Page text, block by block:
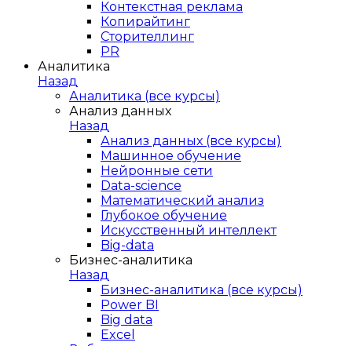
Контекстная реклама
Копирайтинг
Сторителлинг
PR
Аналитика
Назад
Аналитика (все курсы)
Анализ данных
Назад
Анализ данных (все курсы)
Машинное обучение
Нейронные сети
Data-science
Математический анализ
Глубокое обучение
Искусственный интеллект
Big-data
Бизнес-аналитика
Назад
Бизнес-аналитика (все курсы)
Power BI
Big data
Excel